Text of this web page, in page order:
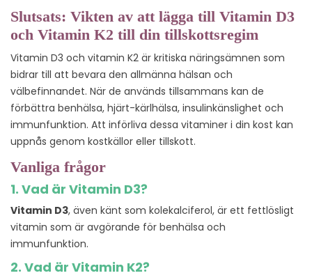
Slutsats: Vikten av att lägga till Vitamin D3
och Vitamin K2 till din tillskottsregim
Vitamin D3 och vitamin K2 är kritiska näringsämnen som
bidrar till att bevara den allmänna hälsan och
välbefinnandet. När de används tillsammans kan de
förbättra benhälsa, hjärt-kärlhälsa, insulinkänslighet och
immunfunktion. Att införliva dessa vitaminer i din kost kan
uppnås genom kostkällor eller tillskott.
Vanliga frågor
1. Vad är Vitamin D3?
Vitamin D3, även känt som kolekalciferol, är ett fettlösligt
vitamin som är avgörande för benhälsa och
immunfunktion.
2. Vad är Vitamin K2?